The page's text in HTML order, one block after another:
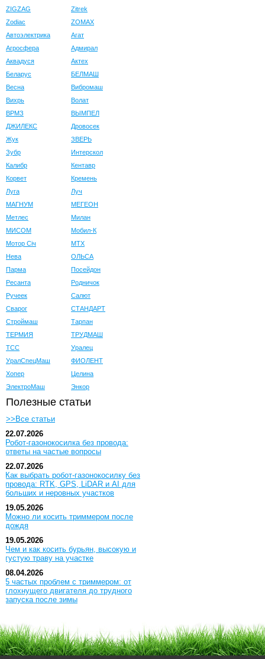
ZIGZAG
Zitrek
Zodiac
ZOMAX
Автоэлектрика
Агат
Агросфера
Адмирал
Аквадуся
Актех
Беларус
БЕЛМАШ
Весна
Вибромаш
Вихрь
Волат
ВРМЗ
ВЫМПЕЛ
ДЖИЛЕКС
Дровосек
Жук
ЗВЕРЬ
Зубр
Интерскол
Калибр
Кентавр
Корвет
Кремень
Луга
Луч
МАГНУМ
МЕГЕОН
Метлес
Милан
МИСОМ
Мобил-К
Мотор Сiч
МТХ
Нева
ОЛЬСА
Парма
Посейдон
Ресанта
Родничок
Ручеек
Салют
Сварог
СТАНДАРТ
Строймаш
Тарпан
ТЕРМИЯ
ТРУДМАШ
ТСС
Уралец
УралСпецМаш
ФИОЛЕНТ
Хопер
Целина
ЭлектроМаш
Энкор
Полезные статьи
>>Все статьи
22.07.2026
Робот-газонокосилка без провода:
ответы на частые вопросы
22.07.2026
Как выбрать робот-газонокосилку без
провода: RTK, GPS, LiDAR и AI для
больших и неровных участков
19.05.2026
Можно ли косить триммером после
дождя
19.05.2026
Чем и как косить бурьян, высокую и
густую траву на участке
08.04.2026
5 частых проблем с триммером: от
глохнущего двигателя до трудного
запуска после зимы